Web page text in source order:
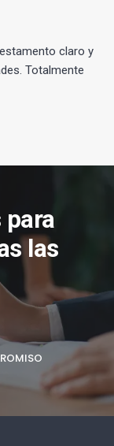
claro y
Totalmente
para
las